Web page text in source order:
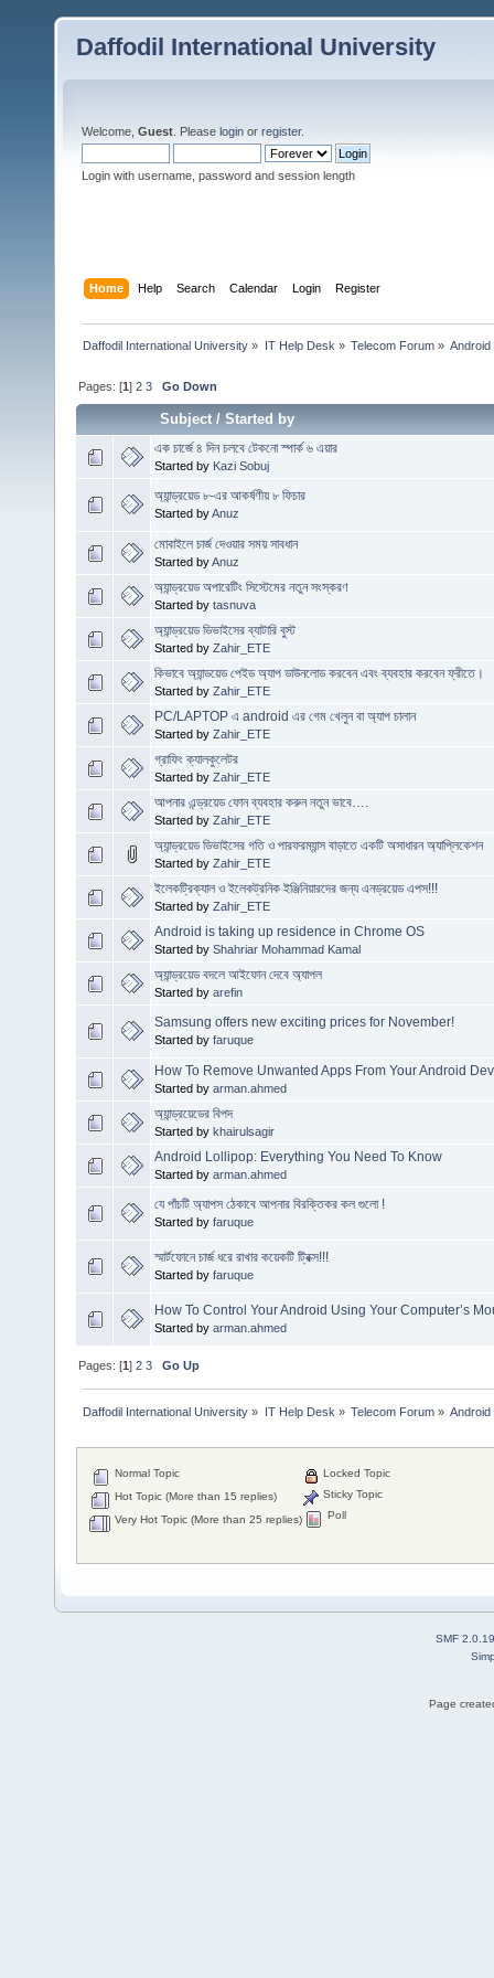
Daffodil International University
Welcome, Guest . Please login or register.
Login with username, password and session length
Home Help Search Calendar Login Register
Daffodil International University » IT Help Desk » Telecom Forum» Android
Pages: [1]2 3 Go Down
Subject/Started by
এক চার্জে ৪ দিন চলবে টেকনো স্পার্ক ৬ এয়ার
Started by Kazi Sobuj
অ্যান্ড্রয়েড ৮-এর আকর্ষণীয় ৮ ফিচার
Started byAnuz
মোবাইলে চার্জ দেওয়ার সময় সাবধান
Started byAnuz
অ্যান্ড্রয়েড অপারেটিং সিস্টেমের নতুন সংস্করণ
Started by tasnuva
অ্যান্ড্রয়েড ডিভাইসের ব্যাটারি বুস্ট
Started by Zahir_ETE
কিভাবে অ্যান্ডয়েড পেইড অ্যাপ ডাউনলোড করবেন এবং ব্যবহার করবেন ফ্রীতে।
Started by Zahir_ETE
PC/LAPTOP এ android এর গেম খেলুন বা অ্যাপ চালান
Started by Zahir_ETE
গ্রাফিং ক্যালকুলেটর
Started by Zahir_ETE
আপনার এন্ড্রয়েড ফোন ব্যবহার করুন নতুন ভাবে….
Started by Zahir_ETE
অ্যান্ড্রয়েড ডিভাইসের গতি ও পারফরম্যান্স বাড়াতে একটি অসাধারন অ্যাপ্লিকেশন
Started by Zahir_ETE
ইলেকট্রিক্যাল ও ইলেকট্রনিক ইঞ্জিনিয়ারদের জন্য এনড্রয়েড এপস!!!
Started by Zahir_ETE
Android is taking up residence in Chrome OS
Started by Shahriar Mohammad Kamal
অ্যান্ড্রয়েড বদলে আইফোন দেবে অ্যাপল
Started by arefin
Samsung offers new exciting prices for November!
Started by faruque
How To Remove Unwanted Apps From Your Android
Started by arman.ahmed
অ্যান্ড্রয়েডের বিপদ
Started by khairulsagir
Android Lollipop: Everything You Need To Know
Started by arman.ahmed
যে পাঁচটি অ্যাপস ঠেকাবে আপনার বিরক্তিকর কল গুলো !
Started by faruque
স্মার্টফোনে চার্জ ধরে রাখার কয়েকটি ট্রিক্স!!!
Started by faruque
How To Control Your Android Using Your Computer’s
Started by arman.ahmed
Pages: [1]2 3 Go Up
Daffodil International University » IT Help Desk » Telecom Forum» Android
Normal Topic
Hot Topic (More than 15 replies)
Very Hot Topic (More than 25 replies)
Locked Topic
Sticky Topic
Poll
SMF 2.0.19
Page